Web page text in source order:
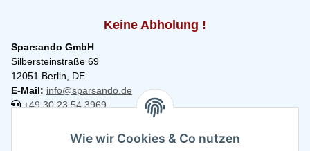
Keine Abholung !
Sparsando GmbH
Silbersteinstraße 69
12051 Berlin, DE
E-Mail: info@sparsando.de
+49 30 23 54 3969
InformationenWie wir Cookies & Co nutzen